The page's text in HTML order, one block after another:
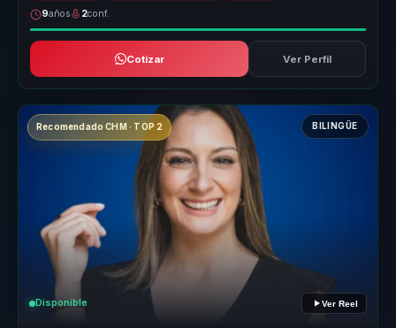
9años 2conf.
Cotizar Ver Perfil
Recomendado CHM · TOP 2 BILINGÜE
Disponible Ver Reel